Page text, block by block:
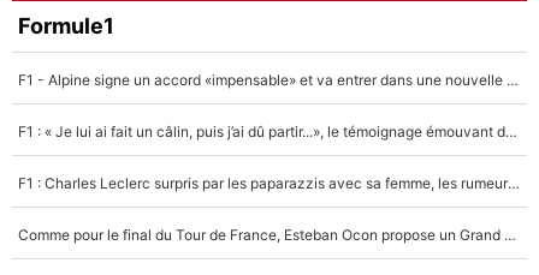
Formule1
F1 - Alpine signe un accord «impensable» et va entrer dans une nouvelle dimension : Grande nouvelle pour Pierre Gasly !
F1 : « Je lui ai fait un câlin, puis j’ai dû partir...», le témoignage émouvant de Max Verstappen sur sa fille
F1 : Charles Leclerc surpris par les paparazzis avec sa femme, les rumeurs étaient vraies !
Comme pour le final du Tour de France, Esteban Ocon propose un Grand Prix de Formule 1 à Paris : «Autour de l’Arc de Triomphe, ce serait génial» !